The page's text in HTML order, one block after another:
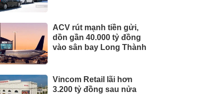
ACV rút mạnh tiền gửi,
dồn gần 40.000 tỷ đồng
vào sân bay Long Thành
Vincom Retail lãi hơn
3.200 tỷ đồng sau nửa